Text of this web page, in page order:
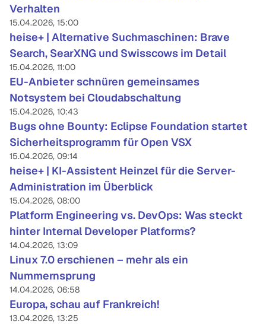
Verhalten
15.04.2026, 15:00
heise+ | Alternative Suchmaschinen: Brave
Search, SearXNG und Swisscows im Detail
15.04.2026, 11:00
EU-Anbieter schnüren gemeinsames
Notsystem bei Cloudabschaltung
15.04.2026, 10:43
Bugs ohne Bounty: Eclipse Foundation startet
Sicherheitsprogramm für Open VSX
15.04.2026, 09:14
heise+ | KI-Assistent Heinzel für die Server-
Administration im Überblick
15.04.2026, 08:00
Platform Engineering vs. DevOps: Was steckt
hinter Internal Developer Platforms?
14.04.2026, 13:09
Linux 7.0 erschienen – mehr als ein
Nummernsprung
14.04.2026, 06:58
Europa, schau auf Frankreich!
13.04.2026, 13:25